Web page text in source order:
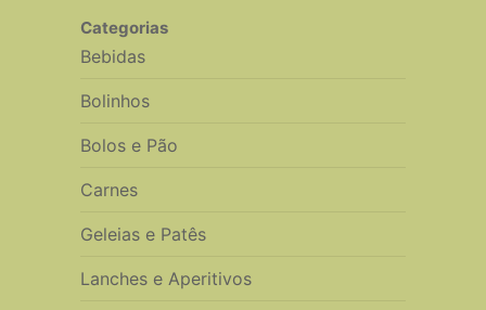
Categorias
Bebidas
Bolinhos
Bolos e Pão
Carnes
Geleias e Patês
Lanches e Aperitivos